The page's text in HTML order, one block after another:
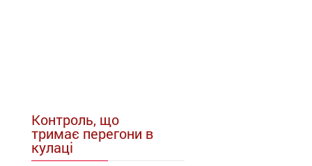
Контроль, що
тримає перегони в
кулаці